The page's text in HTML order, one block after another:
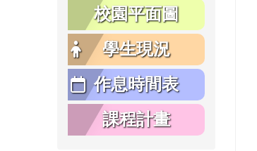
校園平面圖
學生現況
作息時間表
課程計畫